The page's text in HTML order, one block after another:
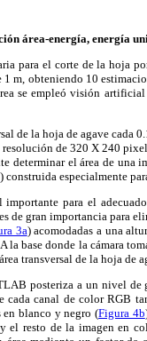
área-energía, energía
para el corte de la hoja
m, obteniendo 10
se empleó visión
de la hoja de agave cada
de 320 X 240
el área de una
) construida especialmente
para el
de gran importancia para
3a) acomodadas a una
base donde la cámara
transversal de la hoja de
posteriza a un nivel de
canal de color RGB
en blanco y negro (Figura 4b
el resto de la imagen en